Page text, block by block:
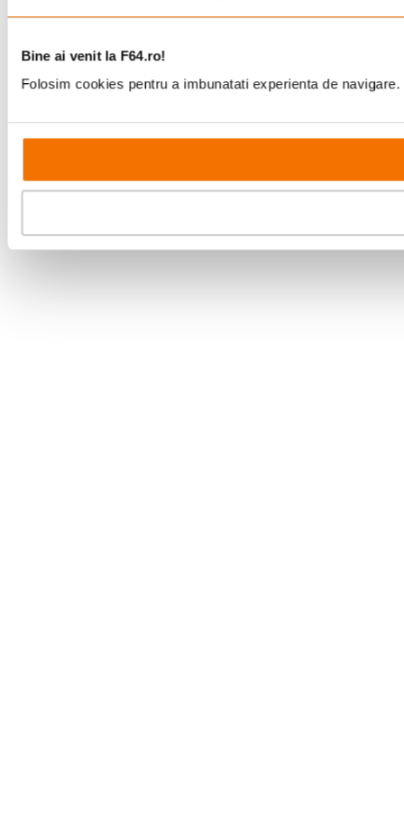
Bine ai venit la F64.ro!
Folosim cookies pentru a imbunatati experienta de